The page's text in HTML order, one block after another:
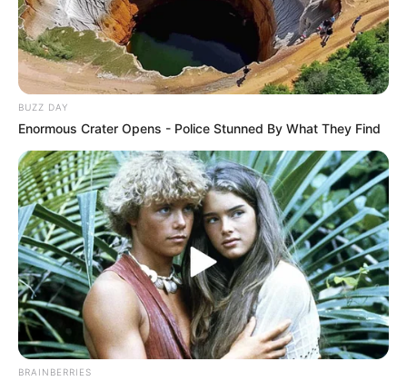
BUZZ DAY
Enormous Crater Opens - Police Stunned By What They Find
BRAINBERRIES